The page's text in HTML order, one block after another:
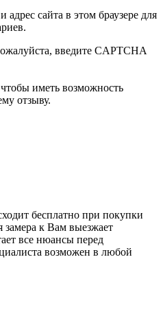
сайта в этом браузере для
введите CAPTCHA
иметь возможность
отзыву.
бесплатно при покупки
к Вам выезжает
все нюансы перед
возможен в любой